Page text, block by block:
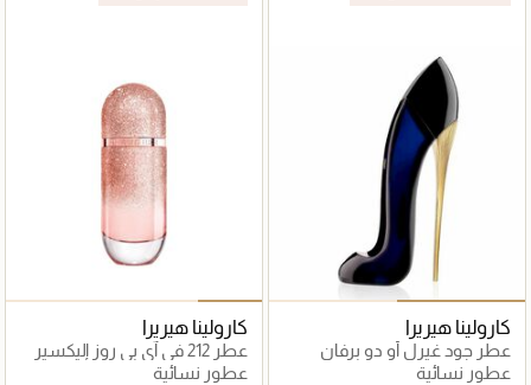
كارولينا هيريرا
عطر جود غيرل أو دو برفان
عطور نسائية
كارولينا هيريرا
عطر 212 في آي بي روز إليكسير
عطور نسائية